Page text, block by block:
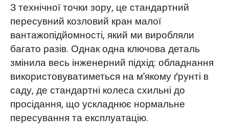
З технічної точки зору, це стандартний
пересувний козловий кран малої
вантажопідйомності, який ми виробляли
багато разів. Однак одна ключова деталь
змінила весь інженерний підхід: обладнання
використовуватиметься на м’якому ґрунті в
саду, де стандартні колеса схильні до
просідання, що ускладнює нормальне
пересування та експлуатацію.